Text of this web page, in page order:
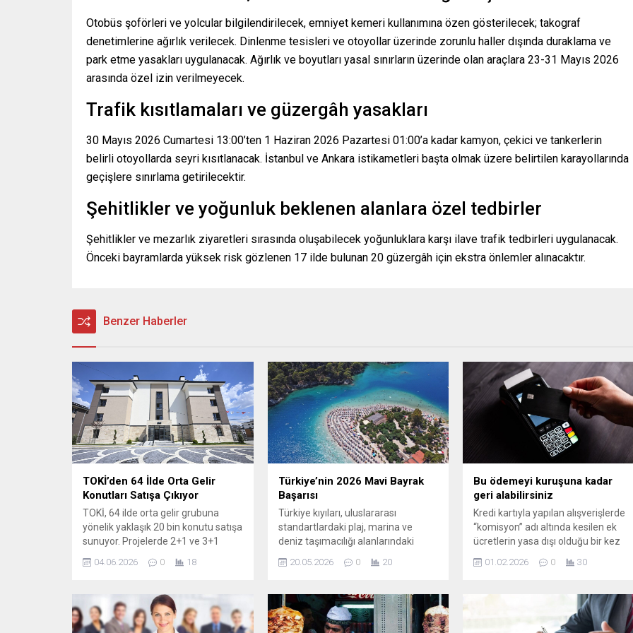
Otobüs şoförleri ve yolcular bilgilendirilecek, emniyet kemeri kullanımına özen gösterilecek; takograf
denetimlerine ağırlık verilecek. Dinlenme tesisleri ve otoyollar üzerinde zorunlu haller dışında duraklama ve
park etme yasakları uygulanacak. Ağırlık ve boyutları yasal sınırların üzerinde olan araçlara 23-31 Mayıs 2026
arasında özel izin verilmeyecek.
Trafik kısıtlamaları ve güzergâh yasakları
30 Mayıs 2026 Cumartesi 13:00’ten 1 Haziran 2026 Pazartesi 01:00’a kadar kamyon, çekici ve tankerlerin
belirli otoyollarda seyri kısıtlanacak. İstanbul ve Ankara istikametleri başta olmak üzere belirtilen karayollarında
geçişlere sınırlama getirilecektir.
Şehitlikler ve yoğunluk beklenen alanlara özel tedbirler
Şehitlikler ve mezarlık ziyaretleri sırasında oluşabilecek yoğunluklara karşı ilave trafik tedbirleri uygulanacak.
Önceki bayramlarda yüksek risk gözlenen 17 ilde bulunan 20 güzergâh için ekstra önlemler alınacaktır.
Benzer Haberler
TOKİ’den 64 İlde Orta Gelir
Konutları Satışa Çıkıyor
TOKİ, 64 ilde orta gelir grubuna
yönelik yaklaşık 20 bin konutu satışa
sunuyor. Projelerde 2+1 ve 3+1
bölgenin geleneksel dokusuna
edilen örnek daireler tünel kalıp
sistemiyle deprem yönetmeliklerine
uygun şekilde yapıldı; ısı, su ve ses
04.06.2026 0 18
Türkiye’nin 2026 Mavi Bayrak
Başarısı
Türkiye kıyıları, uluslararası
standartlardaki plaj, marina ve
deniz taşımacılığı alanlarındaki
ediyor. Kültür ve Turizm
2026 yılında 580 plaj, 30 marina, 18
turizm teknesi ve 26 bireysel yat
Mavi Bayrak almaya hak kazandı.
20.05.2026 0 20
Bu ödemeyi kuruşuna kadar
geri alabilirsiniz
Kredi kartıyla yapılan alışverişlerde
“komisyon” adı altında kesilen ek
ücretlerin yasa dışı olduğu bir kez
kesinti için Tüketici Hakem
parasını geri aldı. Uzmanlar, benzer
mağduriyet yaşayan tüketicilerin
haklarını araması gerektiğini
01.02.2026 0 30